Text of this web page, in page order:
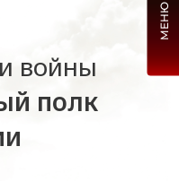
войны
полк
МЕНЮ